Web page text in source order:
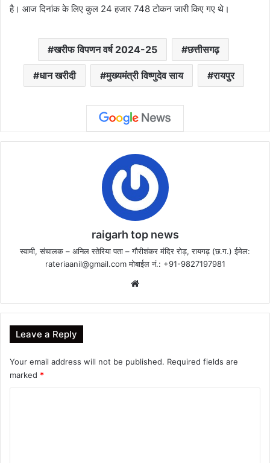
है। आज दिनांक के लिए कुल 24 हजार 748 टोकन जारी किए गए थे।
खरीफ विपणन वर्ष 2024-25 छत्तीसगढ़
धान खरीदी मुख्यमंत्री विष्णुदेव साय रायपुर
raigarh top news
स्वामी, संचालक – अनिल रतेरिया पता – गौरीशंकर मंदिर रोड़, रायगढ़ (छ.ग.) ईमेल:
rateriaanil@gmail.comमोबाईल नं.: +91-9827197981
Leave a Reply
Your email address will not be published. Required fields are
marked *